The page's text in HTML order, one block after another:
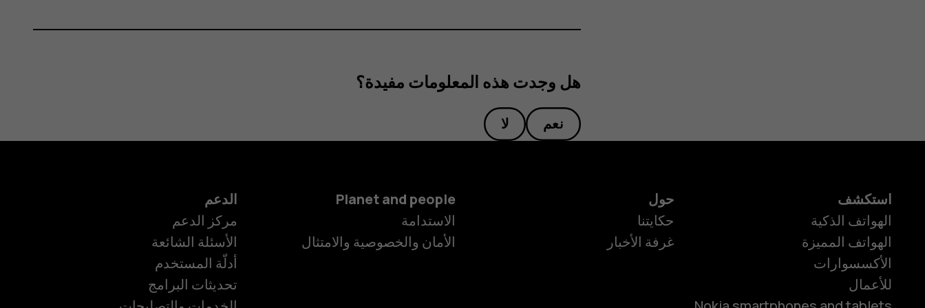
الهواتف الذكية
هل وجدت هذه المعلومات مفيدة؟
نعم لا
استكشف
الهواتف الذكية
الهواتف المميزة
الأكسسوارات
للأعمال
حول
حكايتنا
غرفة الأخبار
Planet and people
الاستدامة
الأمان والخصوصية والامتثال
الدعم
مركز الدعم
الأسئلة الشائعة
أدلّة المستخدم
تحديثات البرامج